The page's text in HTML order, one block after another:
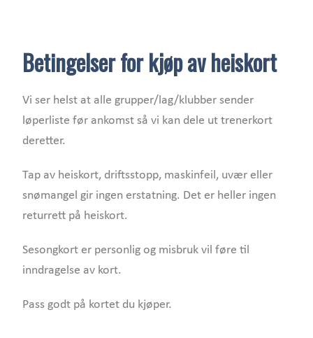
Betingelser for kjøp av heiskort
Vi ser helst at alle grupper/lag/klubber sender
løperliste før ankomst så vi kan dele ut trenerkort
deretter.
Tap av heiskort, driftsstopp, maskinfeil, uvær eller
snømangel gir ingen erstatning. Det er heller ingen
returrett på heiskort.
Sesongkort er personlig og misbruk vil føre til
inndragelse av kort.
Pass godt på kortet du kjøper.